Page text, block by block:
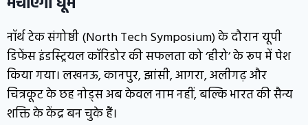
नॉर्थ टेक संगोष्ठी (North Tech Symposium) के दौरान यूपी
डिफेंस इंडस्ट्रियल कॉरिडोर की सफलता को ‘हीरो’ के रूप में पेश
किया गया। लखनऊ, कानपुर, झांसी, आगरा, अलीगढ़ और
चित्रकूट के छह नोड्स अब केवल नाम नहीं, बल्कि भारत की सैन्य
शक्ति के केंद्र बन चुके हैं।